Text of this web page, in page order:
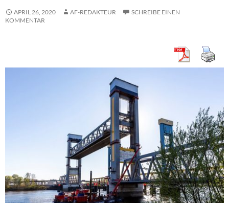
APRIL 26, 2020 AF-REDAKTEUR
SCHREIBE EINEN
KOMMENTAR